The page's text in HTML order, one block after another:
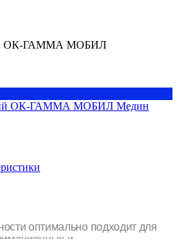
ОК-ГАММА МОБИЛ
оптимально подходит для